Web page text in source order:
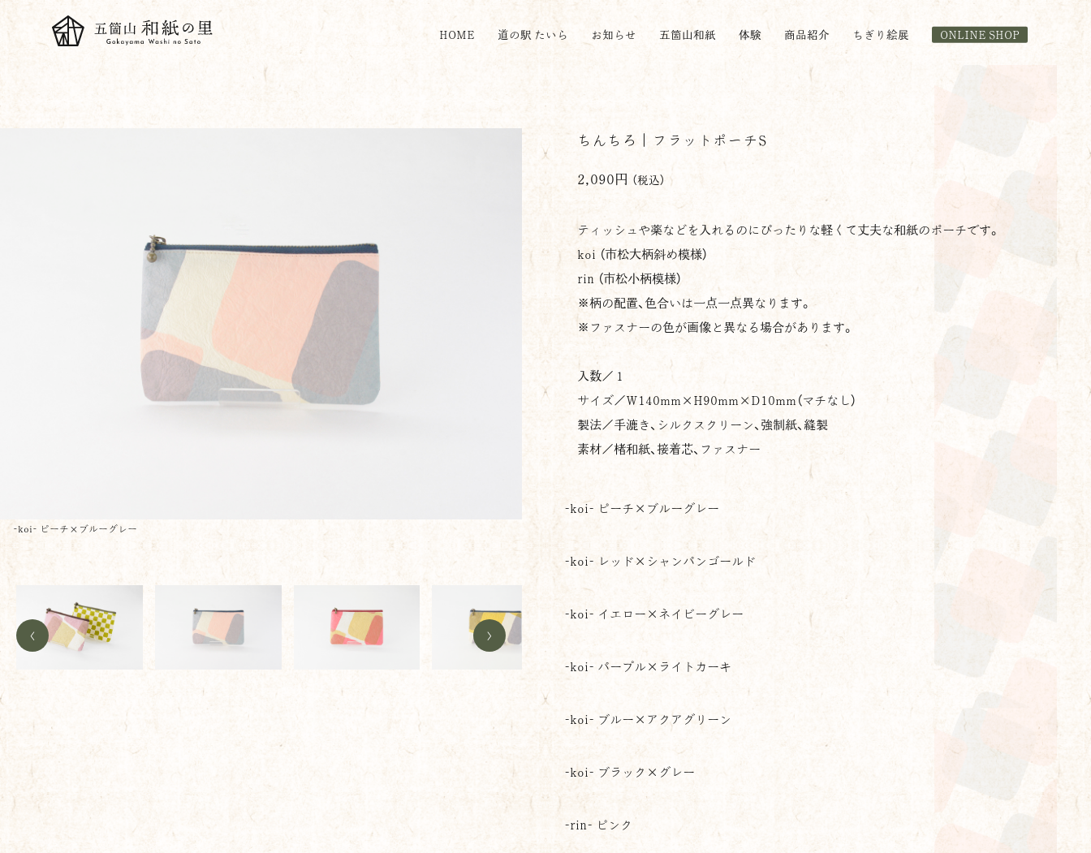
HOME 道の駅 たいら お知らせ 五箇山和紙 体験 商品紹介 ちぎり絵展 ONLINE SHOP
-koi- ピーチ×ブルーグレー -koi- レッド×シャンパンゴールド
< >
ちんちろ｜フラットポーチS
2,090円 （税込）
ティッシュや薬などを入れるのにぴったりな軽くて丈夫な和紙のポーチです。
koi （市松大柄斜め模様）
rin （市松小柄模様）
※柄の配置、色合いは一点一点異なります。
※ファスナーの色が画像と異なる場合があります。
入数／１
サイズ／W140mm×H90mm× D 10mm（マチなし）
製法／手漉き、シルクスクリーン、強制紙、縫製
素材／楮和紙、接着芯、ファスナー
-koi- ピーチ×ブルーグレー
-koi- レッド×シャンパンゴールド
-koi- イエロー×ネイビーグレー
-koi- パープル×ライトカーキ
-koi- ブルー×アクアグリーン
-koi- ブラック×グレー
-rin- ピンク